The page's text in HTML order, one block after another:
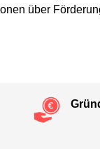
über